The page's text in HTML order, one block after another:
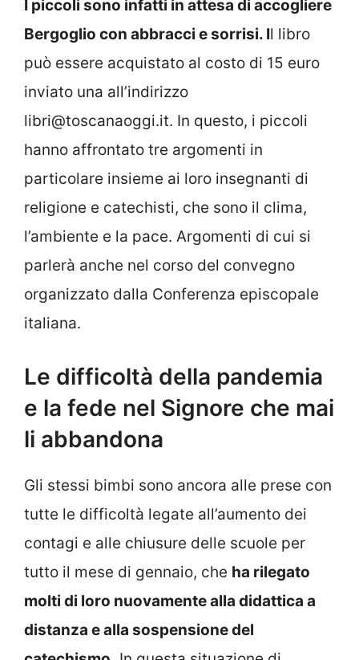
I piccoli sono infatti in attesa di accogliere
Bergoglio con abbracci e sorrisi. Il libro
può essere acquistato al costo di 15 euro
inviato una all’indirizzo
libri@toscanaoggi.it. In questo, i piccoli
hanno affrontato tre argomenti in
particolare insieme ai loro insegnanti di
religione e catechisti, che sono il clima,
l’ambiente e la pace. Argomenti di cui si
parlerà anche nel corso del convegno
organizzato dalla Conferenza episcopale
italiana.
Le difficoltà della pandemia
e la fede nel Signore che mai
li abbandona
Gli stessi bimbi sono ancora alle prese con
tutte le difficoltà legate all’aumento dei
contagi e alle chiusure delle scuole per
tutto il mese di gennaio, che ha rilegato
molti di loro nuovamente alla didattica a
distanza e alla sospensione del